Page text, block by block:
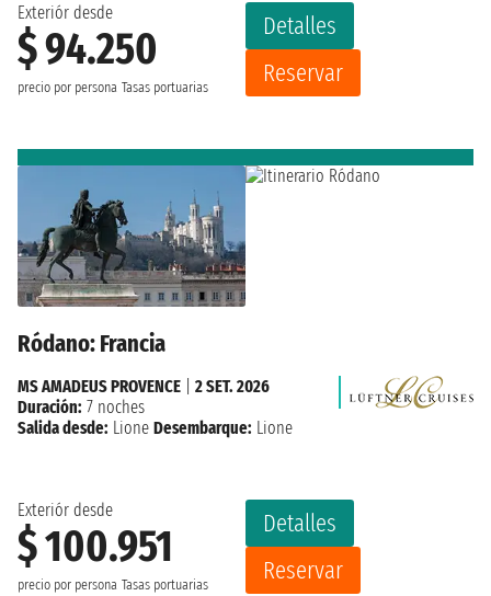
Exteriór desde
$ 94.250
precio por persona Tasas portuarias
Detalles
Reservar
Ródano: Francia
Exteriór desde
$ 100.951
precio por persona Tasas portuarias
Detalles
Reservar
MS AMADEUS PROVENCE
2 SET. 2026
Duración: 7 noches
Salida desde: Lione Desembarque: Lione